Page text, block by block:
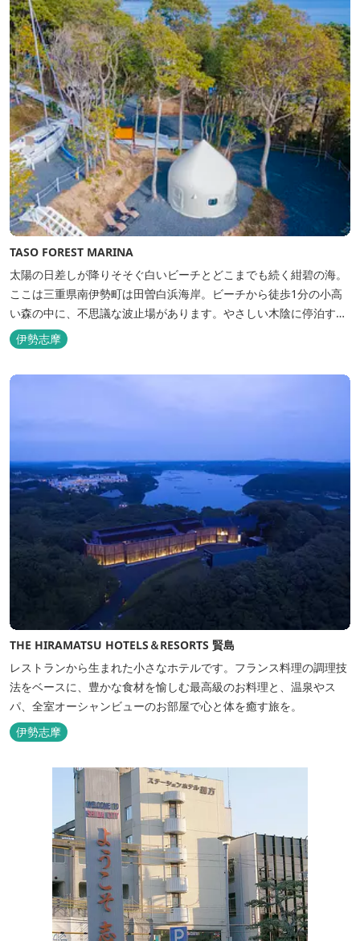
TASO FOREST MARINA
太陽の日差しが降りそそぐ白いビーチとどこまでも続く紺碧の海。
ここは三重県南伊勢町は田曽白浜海岸。ビーチから徒歩1分の小高
い森の中に、不思議な波止場があります。やさしい木陰に停泊する
のは3艇のヨット。日本初の森のマリーナです。 航海の気分高まる
インテリアは見た目からは想像できないほど広く、くつろぎの空
伊勢志摩
THE HIRAMATSU HOTELS＆RESORTS 賢島
レストランから生まれた小さなホテルです。フランス料理の調理技
法をベースに、豊かな食材を愉しむ最高級のお料理と、温泉やス
パ、全室オーシャンビューのお部屋で心と体を癒す旅を。
伊勢志摩